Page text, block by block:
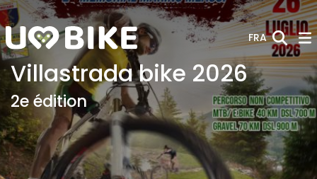
Saut au contenu principal
FRA
Villastrada bike 2026
2e édition